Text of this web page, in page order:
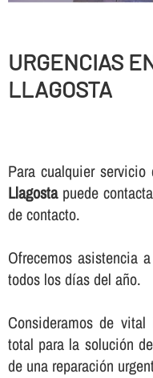
URGENCIAS
LLAGOSTA
Para cualquier servicio
Llagostapuede
de contacto.
Ofrecemos asistencia
todos los dí­as del año.
Consideramos de
total para la solución
de una reparación